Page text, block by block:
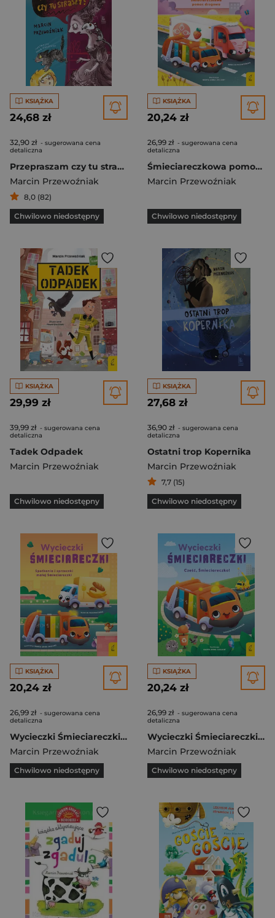
KSIĄŻKA
24,68 zł
32,90 zł - sugerowana cena
detaliczna
Przepraszam czy tu straszy?
Marcin Przewoźniak
8,0 (82)
Chwilowo niedostępny
KSIĄŻKA
20,24 zł
26,99 zł - sugerowana cena
detaliczna
Śmieciareczkowa pomoc drogowa. Wycieczki Śmieciareczki
Marcin Przewoźniak
Chwilowo niedostępny
KSIĄŻKA
29,99 zł
39,99 zł - sugerowana cena
detaliczna
Tadek Odpadek
Marcin Przewoźniak
Chwilowo niedostępny
KSIĄŻKA
27,68 zł
36,90 zł - sugerowana cena
detaliczna
Ostatni trop Kopernika
Marcin Przewoźniak
7,7 (15)
Chwilowo niedostępny
KSIĄŻKA
20,24 zł
26,99 zł - sugerowana cena
detaliczna
Wycieczki Śmieciareczki Spotkania i sprzeczki małej Śmieciareczki Tom 2
Marcin Przewoźniak
Chwilowo niedostępny
KSIĄŻKA
20,24 zł
26,99 zł - sugerowana cena
detaliczna
Wycieczki Śmieciareczki Cześć, Śmieciareczko! Tom 1
Marcin Przewoźniak
Chwilowo niedostępny